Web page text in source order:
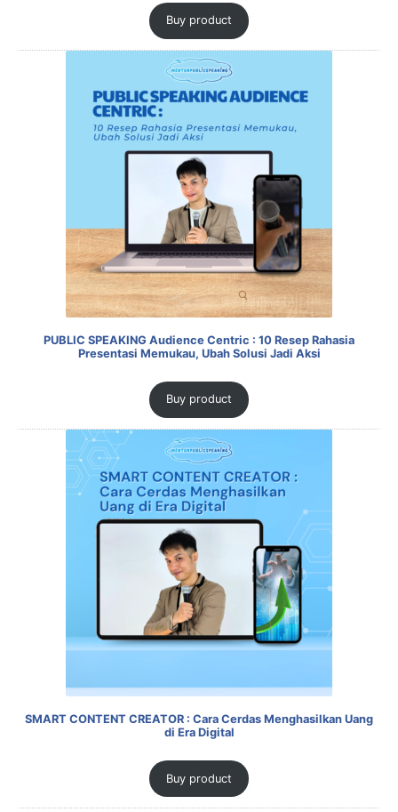
Buy product
PUBLIC SPEAKING Audience Centric : 10 Resep Rahasia
Presentasi Memukau, Ubah Solusi Jadi Aksi
Buy product
SMART CONTENT CREATOR : Cara Cerdas Menghasilkan Uang
di Era Digital
Buy product